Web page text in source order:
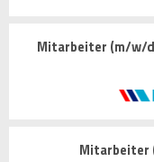
Mitarbeiter (m/w/
Mitarbeiter